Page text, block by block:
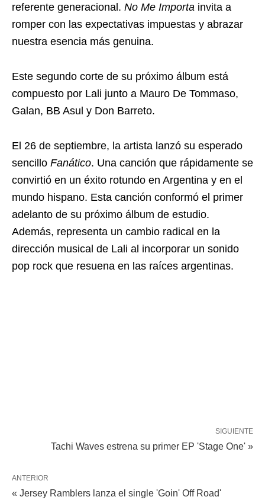
referente generacional. No Me Importa invita a
romper con las expectativas impuestas y abrazar
nuestra esencia más genuina.
Este segundo corte de su próximo álbum está
compuesto por Lali junto a Mauro De Tommaso,
Galan, BB Asul y Don Barreto.
El 26 de septiembre, la artista lanzó su esperado
sencillo Fanático. Una canción que rápidamente se
convirtió en un éxito rotundo en Argentina y en el
mundo hispano. Esta canción conformó el primer
adelanto de su próximo álbum de estudio.
Además, representa un cambio radical en la
dirección musical de Lali al incorporar un sonido
pop rock que resuena en las raíces argentinas.
SIGUIENTE
Tachi Waves estrena su primer EP 'Stage One' »
ANTERIOR
« Jersey Ramblers lanza el single 'Goin' Off Road'